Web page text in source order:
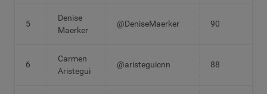
5
Denise
Maerker
@DeniseMaerker 90
6
Carmen
Aristegui
@aristeguicnn 88